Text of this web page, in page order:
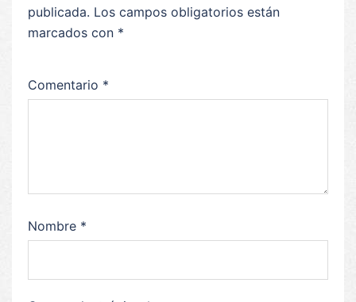
publicada. Los campos obligatorios están
marcados con *
Comentario *
Nombre *